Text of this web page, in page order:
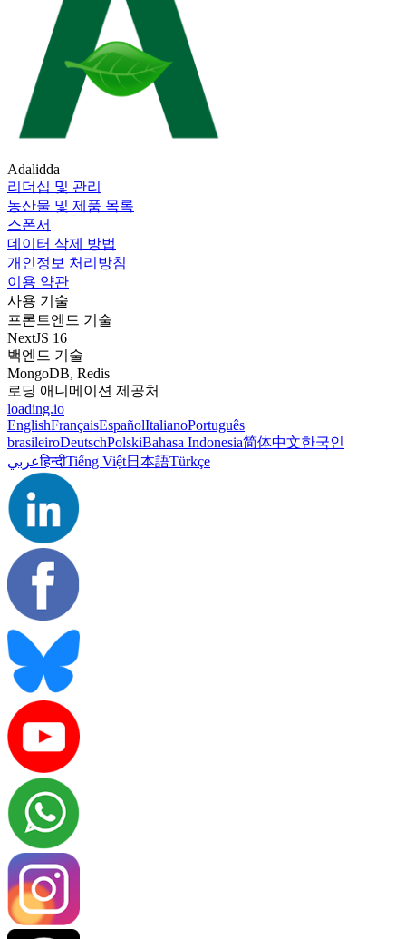
Adalidda
리더십 및 관리
농산물 및 제품 목록
스폰서
데이터 삭제 방법
개인정보 처리방침
이용 약관
사용 기술
프론트엔드 기술
NextJS 16
백엔드 기술
MongoDB, Redis
로딩 애니메이션 제공처
loading.io
EnglishFrançaisEspañolItalianoPortuguês
brasileiroDeutschPolskiBahasa Indonesia简体中文한국인
عربيहिन्दीTiếng Việt日本語Türkçe